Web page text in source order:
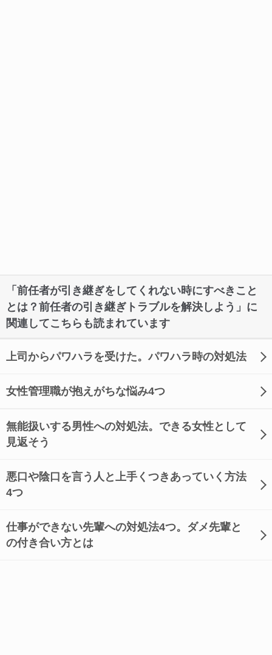
「前任者が引き継ぎをしてくれない時にすべきこと
とは？前任者の引き継ぎトラブルを解決しよう」に
関連してこちらも読まれています
上司からパワハラを受けた。パワハラ時の対処法
女性管理職が抱えがちな悩み4つ
無能扱いする男性への対処法。できる女性として
見返そう
悪口や陰口を言う人と上手くつきあっていく方法
4つ
仕事ができない先輩への対処法4つ。ダメ先輩と
の付き合い方とは